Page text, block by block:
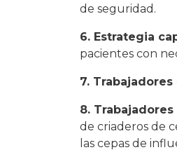
de seguridad.
6. Estrategia
pacientes con
7.
8.
de criaderos de
las cepas de